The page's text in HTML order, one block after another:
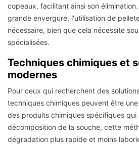
copeaux, facilitant ainsi son
grande envergure, l'utilisation de
nécessaire, bien que cela nécessite
spécialisées.
Techniques chimiques et
modernes
Pour ceux qui recherchent des
techniques chimiques peuvent être
des produits chimiques spécifiques qui
décomposition de la souche, cette
dégradation plus rapide et moins